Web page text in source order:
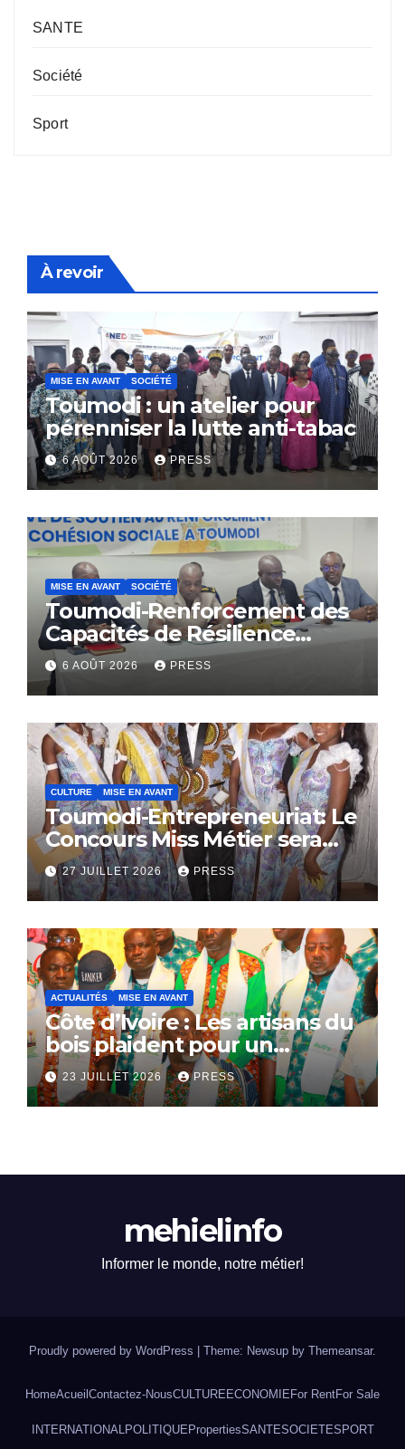
SANTE
Société
Sport
À revoir
MISE EN AVANT SOCIÉTÉ
Toumodi : un atelier pour
pérenniser la lutte anti-tabac
6 AOÛT 2026 PRESS
MISE EN AVANT SOCIÉTÉ
Toumodi-Renforcement des
Capacités de Résilience
Communautaire
6 AOÛT 2026 PRESS
CULTURE MISE EN AVANT
Toumodi-Entrepreneuriat: Le
Concours Miss Métier sera
bientôt lance.
27 JUILLET 2026 PRESS
ACTUALITÉS MISE EN AVANT
Côte d’Ivoire : Les artisans du
bois plaident pour un
dialogue national
23 JUILLET 2026 PRESS
mehielinfo
Informer le monde, notre métier!
Proudly powered by WordPress | Theme: Newsup by Themeansar.
HomeAcueil Contactez-NousCULTURE ECONOMIE For RentFor Sale
INTERNATIONAL POLITIQUEPropertiesSANTESOCIETESPORT